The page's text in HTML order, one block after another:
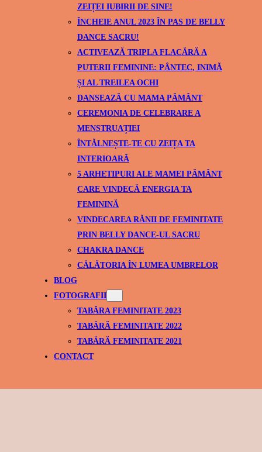
ZEIȚEI IUBIRII DE SINE!
ÎNCHEIE ANUL 2023 ÎN PAS DE BELLY
DANCE SACRU!
ACTIVEAZĂ TRIPLA FLACĂRĂ A
PUTERII FEMININE: PÂNTEC, INIMĂ
ȘI AL TREILEA OCHI
DANSEAZĂ CU MAMA PĂMÂNT
CEREMONIA DE CELEBRARE A
MENSTRUAȚIEI
ÎNTĂLNEȘTE-TE CU ZEIȚA TA
INTERIOARĂ
5 ARHETIPURI ALE MAMEI PĂMÂNT
CARE VINDECĂ ENERGIA TA
FEMININĂ
VINDECAREA RĂNII DE FEMINITATE
PRIN BELLY DANCE-UL SACRU
CHAKRA DANCE
CĂLĂTORIA ÎN LUMEA UMBRELOR
BLOG
FOTOGRAFII
TABĂRA FEMINITATE 2023
TABĂRĂ FEMINITATE 2022
TABĂRĂ FEMINITATE 2021
CONTACT